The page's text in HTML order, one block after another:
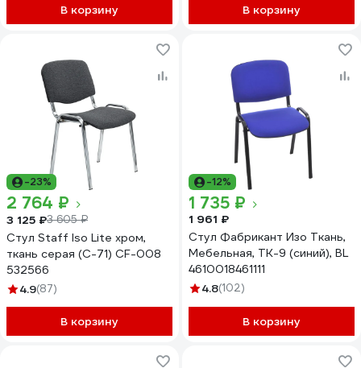
В корзину В корзину
-23%
2 764 ₽
3 125 ₽3 605 ₽
Стул Staff Iso Lite хром,
ткань серая (С-71) CF-008
532566
4.9(87)
В корзину
-12%
1 735 ₽
1 961 ₽
Стул Фабрикант Изо Ткань,
Мебельная, ТК-9 (синий), BL
4610018461111
4.8(102)
В корзину